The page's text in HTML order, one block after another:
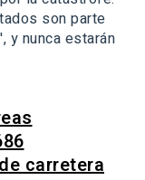
son parte
y nunca estarán
carretera